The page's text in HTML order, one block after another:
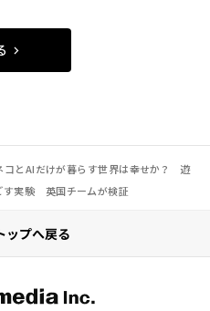
コとAIだけが暮らす世界は幸せか？ 遊
す実験 英国チームが検証
ップへ戻る